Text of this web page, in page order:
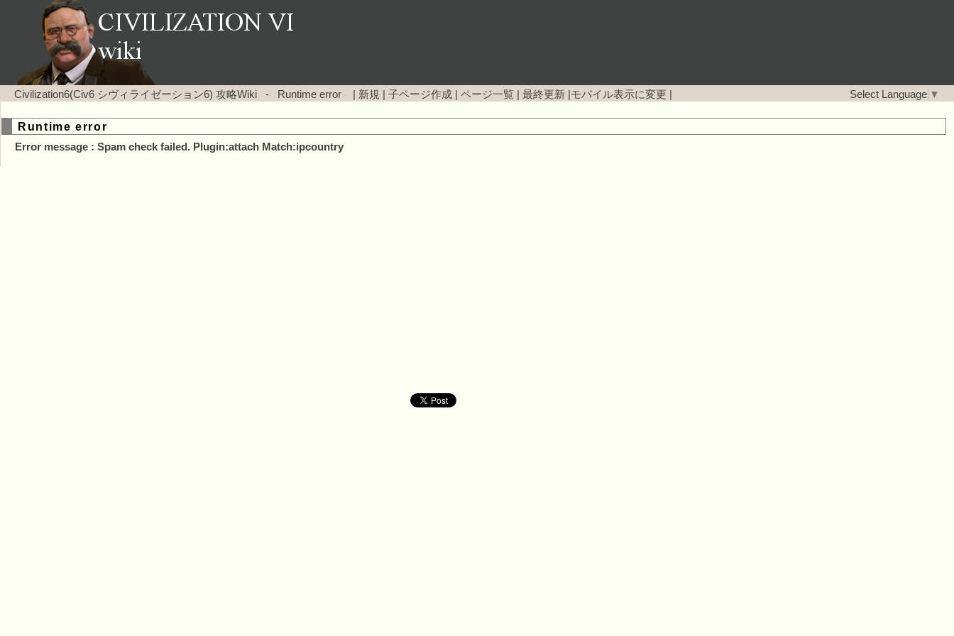
Civilization6(Civ6 シヴィライゼーション6) 攻略Wiki - Runtime error | 新規 子ページ作成 ページ一覧 最終更新 モバイル表示に変更 Select Language ▼
Runtime error
Error message : Spam check failed. Plugin:attach Match:ipcountry